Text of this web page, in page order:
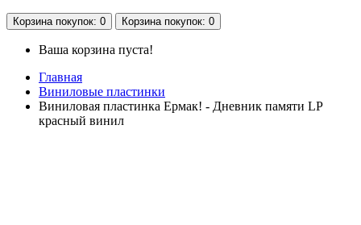
Корзина покупок: 0 Корзина покупок: 0
Ваша корзина пуста!
Главная
Виниловые пластинки
Виниловая пластинка Ермак! - Дневник памяти LP
красный винил